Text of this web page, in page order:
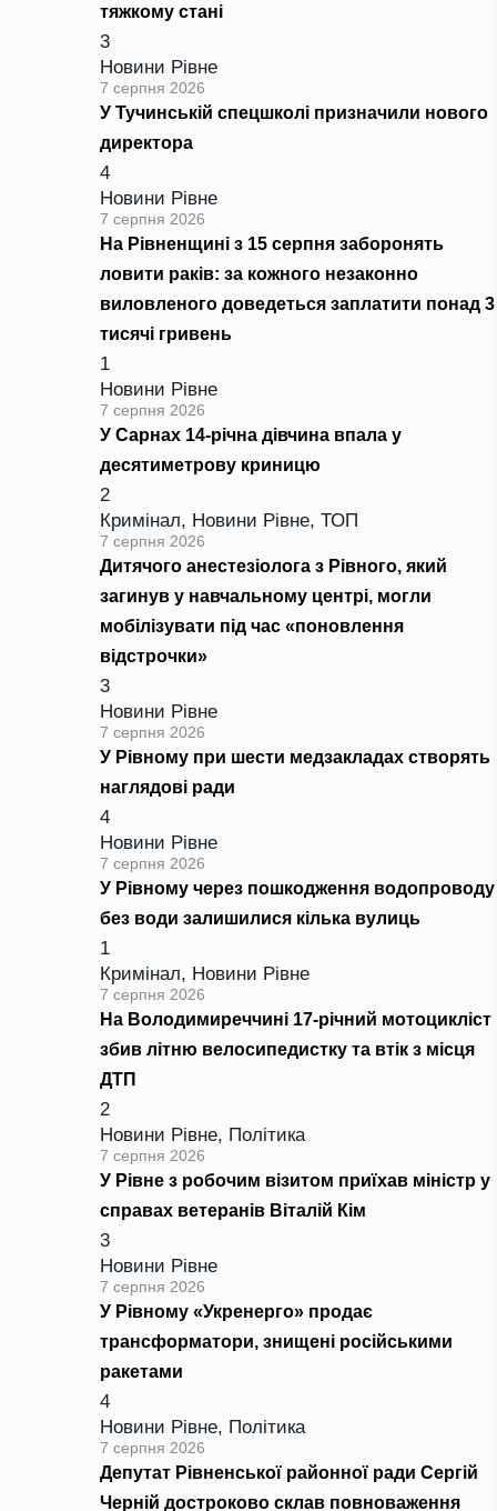
тяжкому стані
3
Новини Рівне
7 серпня 2026
У Тучинській спецшколі призначили нового
директора
4
Новини Рівне
7 серпня 2026
На Рівненщині з 15 серпня заборонять
ловити раків: за кожного незаконно
виловленого доведеться заплатити понад 3
тисячі гривень
1
Новини Рівне
7 серпня 2026
У Сарнах 14-річна дівчина впала у
десятиметрову криницю
2
Кримінал, Новини Рівне, ТОП
7 серпня 2026
Дитячого анестезіолога з Рівного, який
загинув у навчальному центрі, могли
мобілізувати під час «поновлення
відстрочки»
3
Новини Рівне
7 серпня 2026
У Рівному при шести медзакладах створять
наглядові ради
4
Новини Рівне
7 серпня 2026
У Рівному через пошкодження водопроводу
без води залишилися кілька вулиць
1
Кримінал, Новини Рівне
7 серпня 2026
На Володимиреччині 17-річний мотоцикліст
збив літню велосипедистку та втік з місця
ДТП
2
Новини Рівне, Політика
7 серпня 2026
У Рівне з робочим візитом приїхав міністр у
справах ветеранів Віталій Кім
3
Новини Рівне
7 серпня 2026
У Рівному «Укренерго» продає
трансформатори, знищені російськими
ракетами
4
Новини Рівне, Політика
7 серпня 2026
Депутат Рівненської районної ради Сергій
Черній достроково склав повноваження